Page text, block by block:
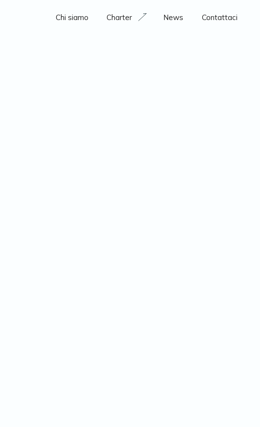
Chi siamo Charter News Contattaci